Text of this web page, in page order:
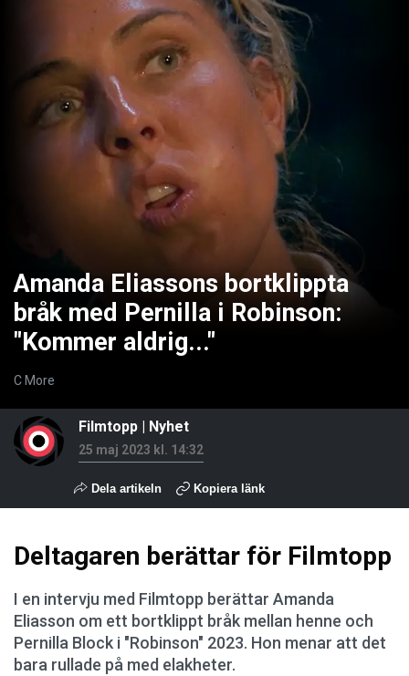
Amanda Eliassons bortklippta
bråk med Pernilla i Robinson:
"Kommer aldrig..."
C More
Filmtopp | Nyhet
25 maj 2023 kl. 14:32
Dela artikeln Kopiera länk
Deltagaren berättar för Filmtopp
I en intervju med Filmtopp berättar Amanda
Eliasson om ett bortklippt bråk mellan henne och
Pernilla Block i "Robinson" 2023. Hon menar att det
bara rullade på med elakheter.